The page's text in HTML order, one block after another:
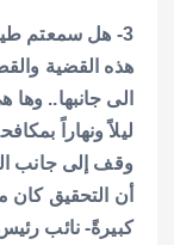
3- هل سمعتم
هذه القضية
الى جانبها..
ليلاً ونهاراً
وقف إلى جانب
أن التحقيق
كبيرةً- نائب